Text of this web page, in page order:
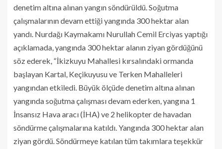
denetim altına alınan yangın söndürüldü. Soğutma
çalışmalarının devam ettiği yangında 300 hektar alan
yandı. Nurdağı Kaymakamı Nurullah Cemil Erciyas yaptığı
açıklamada, yangında 300 hektar alanın ziyan gördüğünü
söz ederek, “İkizkuyu Mahallesi kırsalındaki ormanda
başlayan Kartal, Keçikuyusu ve Terken Mahalleleri
yangından etkiledi. Büyük ölçüde denetim altına alınan
yangında soğutma çalışması devam ederken, yangına 1
İnsansız Hava aracı (İHA) ve 2 helikopter de havadan
söndürme çalışmalarına katıldı. Yangında 300 hektar alan
ziyan gördü. Söndürmeye katılan tüm takımlara teşekkür